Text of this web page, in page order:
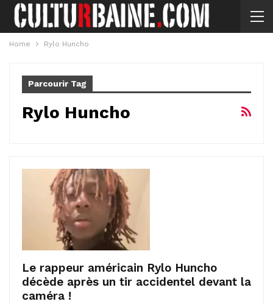
Home Rylo Huncho
Parcourir Tag
Rylo Huncho
Le rappeur américain Rylo Huncho
décède après un tir accidentel devant la
caméra !